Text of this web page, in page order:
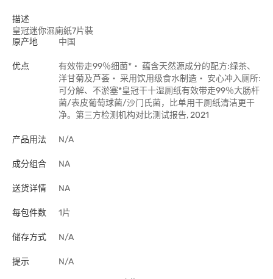
描述
皇冠迷你濕廁紙7片裝
原产地
中国
优点
有效带走99％细菌*‧ 蕴含天然源成分的配方:绿茶、
洋甘菊及芦荟‧ 采用饮用级食水制造‧ 安心冲入厕所:
可分解、不淤塞*皇冠干十湿厕纸有效带走99％大肠杆
菌/表皮葡萄球菌/沙门氏菌，比单用干厕纸清洁更干
净。第三方检测机构对比测试报告, 2021
产品用法 N/A
成分组合 NA
送货详情 NA
每包件数 1片
储存方式 N/A
提示 N/A